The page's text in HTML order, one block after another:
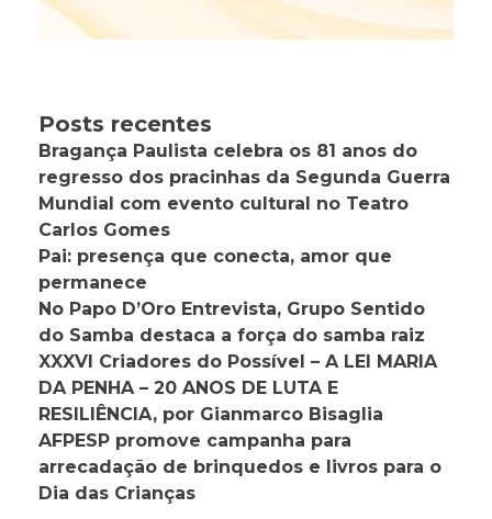
Posts recentes
Bragança Paulista celebra os 81 anos do
regresso dos pracinhas da Segunda Guerra
Mundial com evento cultural no Teatro
Carlos Gomes
Pai: presença que conecta, amor que
permanece
No Papo D’Oro Entrevista, Grupo Sentido
do Samba destaca a força do samba raiz
XXXVI Criadores do Possível – A LEI MARIA
DA PENHA – 20 ANOS DE LUTA E
RESILIÊNCIA, por Gianmarco Bisaglia
AFPESP promove campanha para
arrecadação de brinquedos e livros para o
Dia das Crianças